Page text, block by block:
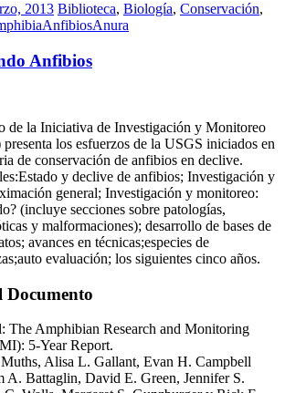
2013 Biblioteca, Biología, Conservación,
AnfibiosAnura
Anfibios
de la Iniciativa de Investigación y Monitoreo
los esfuerzos de la USGS iniciados en
de conservación de anfibios en declive.
y declive de anfibios; Investigación y
general; Investigación y monitoreo:
(incluye secciones sobre patologías,
y malformaciones); desarrollo de bases de
avances en técnicas;especies de
evaluación; los siguientes cinco años.
The Amphibian Research and Monitoring
5-Year Report.
Alisa L. Gallant, Evan H. Campbell
A. Battaglin, David E. Green, Jennifer S.